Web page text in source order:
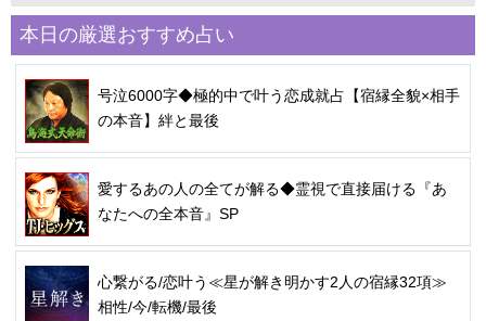
本日の厳選おすすめ占い
号泣6000字◆極的中で叶う恋成就占【宿縁全貌×相手
の本音】絆と最後
愛するあの人の全てが解る◆霊視で直接届ける『あ
なたへの全本音』SP
心繋がる/恋叶う≪星が解き明かす2人の宿縁32項≫
相性/今/転機/最後